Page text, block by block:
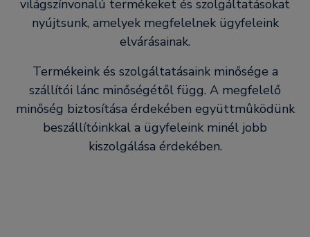
világszínvonalú termékeket és szolgáltatásokat
nyújtsunk, amelyek megfelelnek ügyfeleink
elvárásainak.
Termékeink és szolgáltatásaink minősége a
szállítói lánc minőségétől függ. A megfelelő
minőség biztosítása érdekében együttmûködünk
beszállítóinkkal a ügyfeleink minél jobb
kiszolgálása érdekében.